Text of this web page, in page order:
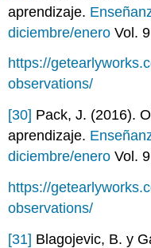
aprendizaje.
diciembre/enero Vol.
https://
observations/
[30] Pack, J. (2016).
aprendizaje.
diciembre/enero Vol.
https://
observations/
[31] Blagojevic, B. y